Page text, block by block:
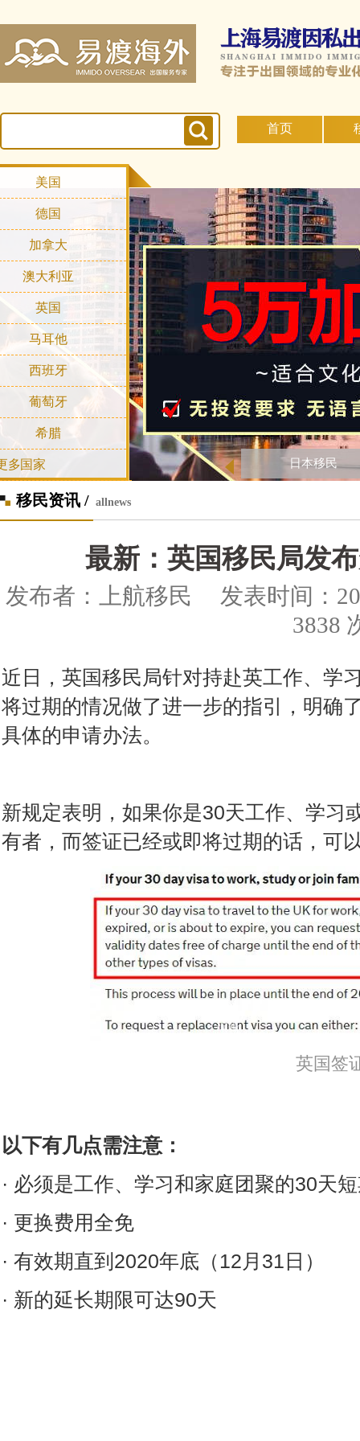
首页
美国
德国
加拿大
澳大利亚
英国
马耳他
西班牙
葡萄牙
希腊
多国家 日本移民
移民资讯 / allnews
最新：英国移民局发
发布者：上航移民 发表时间：
3838
近日，英国移民局针对持赴英工作、学
将过期的情况做了进一步的指引，明确
具体的申请办法。
新规定表明，如果你是30天工作、学习
有者，而签证已经或即将过期的话，可
英国签
编辑
以下有几点需注意：
· 必须是工作、学习和家庭团聚的30天
· 更换费用全免
· 有效期直到2020年底（12月31日）
· 新的延长期限可达90天